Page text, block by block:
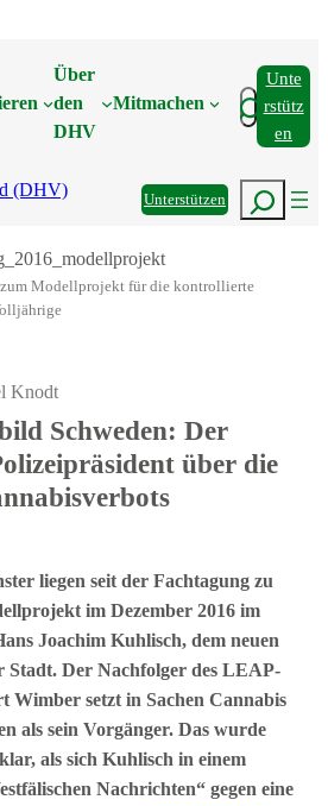
Über
den
DHV
Mitmachen Suchen
Unte
Rstütz
En
UnterstützenSuchen
Modellprojekt für die kontrollierte
Knodt
Schweden: Der
über die
liegen seit der Fachtagung zu
im Dezember 2016 im
Joachim Kuhlisch, dem neuen
Stadt. Der Nachfolger des LEAP-
Wimber setzt in Sachen Cannabis
als sein Vorgänger. Das wurde
als sich Kuhlisch in einem
Nachrichten“ gegen eine